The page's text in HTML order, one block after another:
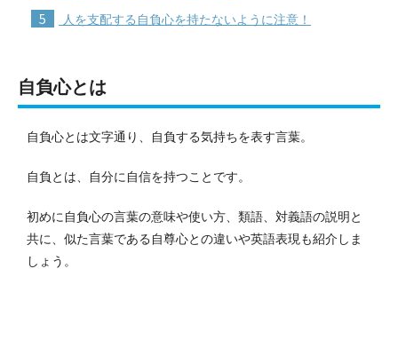
5 人を支配する自負心を持たないように注意！
自負心とは
自負心とは文字通り、自負する気持ちを表す言葉。
自負とは、自分に自信を持つことです。
初めに自負心の言葉の意味や使い方、類語、対義語の説明と
共に、似た言葉である自尊心との違いや英語表現も紹介しま
しょう。